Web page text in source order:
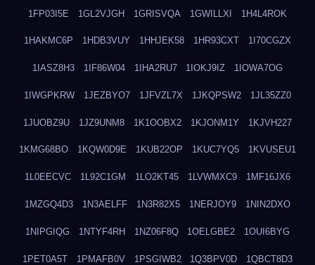
1FP03I5E 1GL2VJGH 1GRISVQA 1GWILLXI 1H4L4ROK
1HAKMC6P 1HDB3VUY 1HHJEK58 1HR93CXT 1I70CGZX
1IASZ8H3 1IF86W04 1IHA2RU7 1IOKJ9IZ 1IOWA7OG
1IWGPKRW 1JEZBYO7 1JFVZL7X 1JKQPSW2 1JL35ZZ0
1JUOBZ9U 1JZ9UNM8 1K1OOBX2 1KJONM1Y 1KJVH227
1KMG68BO 1KQW0D9E 1KUB22OP 1KUC7YQ5 1KVUSEU1
1L0EECVC 1L92C1GM 1LO2KT45 1LVWMXC9 1MF16JX6
1MZGQ4D3 1N3AELFF 1N3R82X5 1NERJOY9 1NIN2DXO
1NIPGIQG 1NTYF4RH 1NZ06F8Q 1OELGBE2 1OUI6BYG
1PET0A5T 1PMAFB0V 1PSGIWB2 1Q3BPV0D 1QBCT8D3